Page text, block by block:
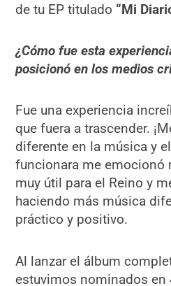
de tu EP titulado “Mi
¿Cómo fue esta
posicionó en los medios
Fue una experiencia
que fuera a trascender.
diferente en la música y
funcionara me emocionó
muy útil para el Reino y
haciendo más música
práctico y positivo.
Al lanzar el álbum
estuvimos nominados en